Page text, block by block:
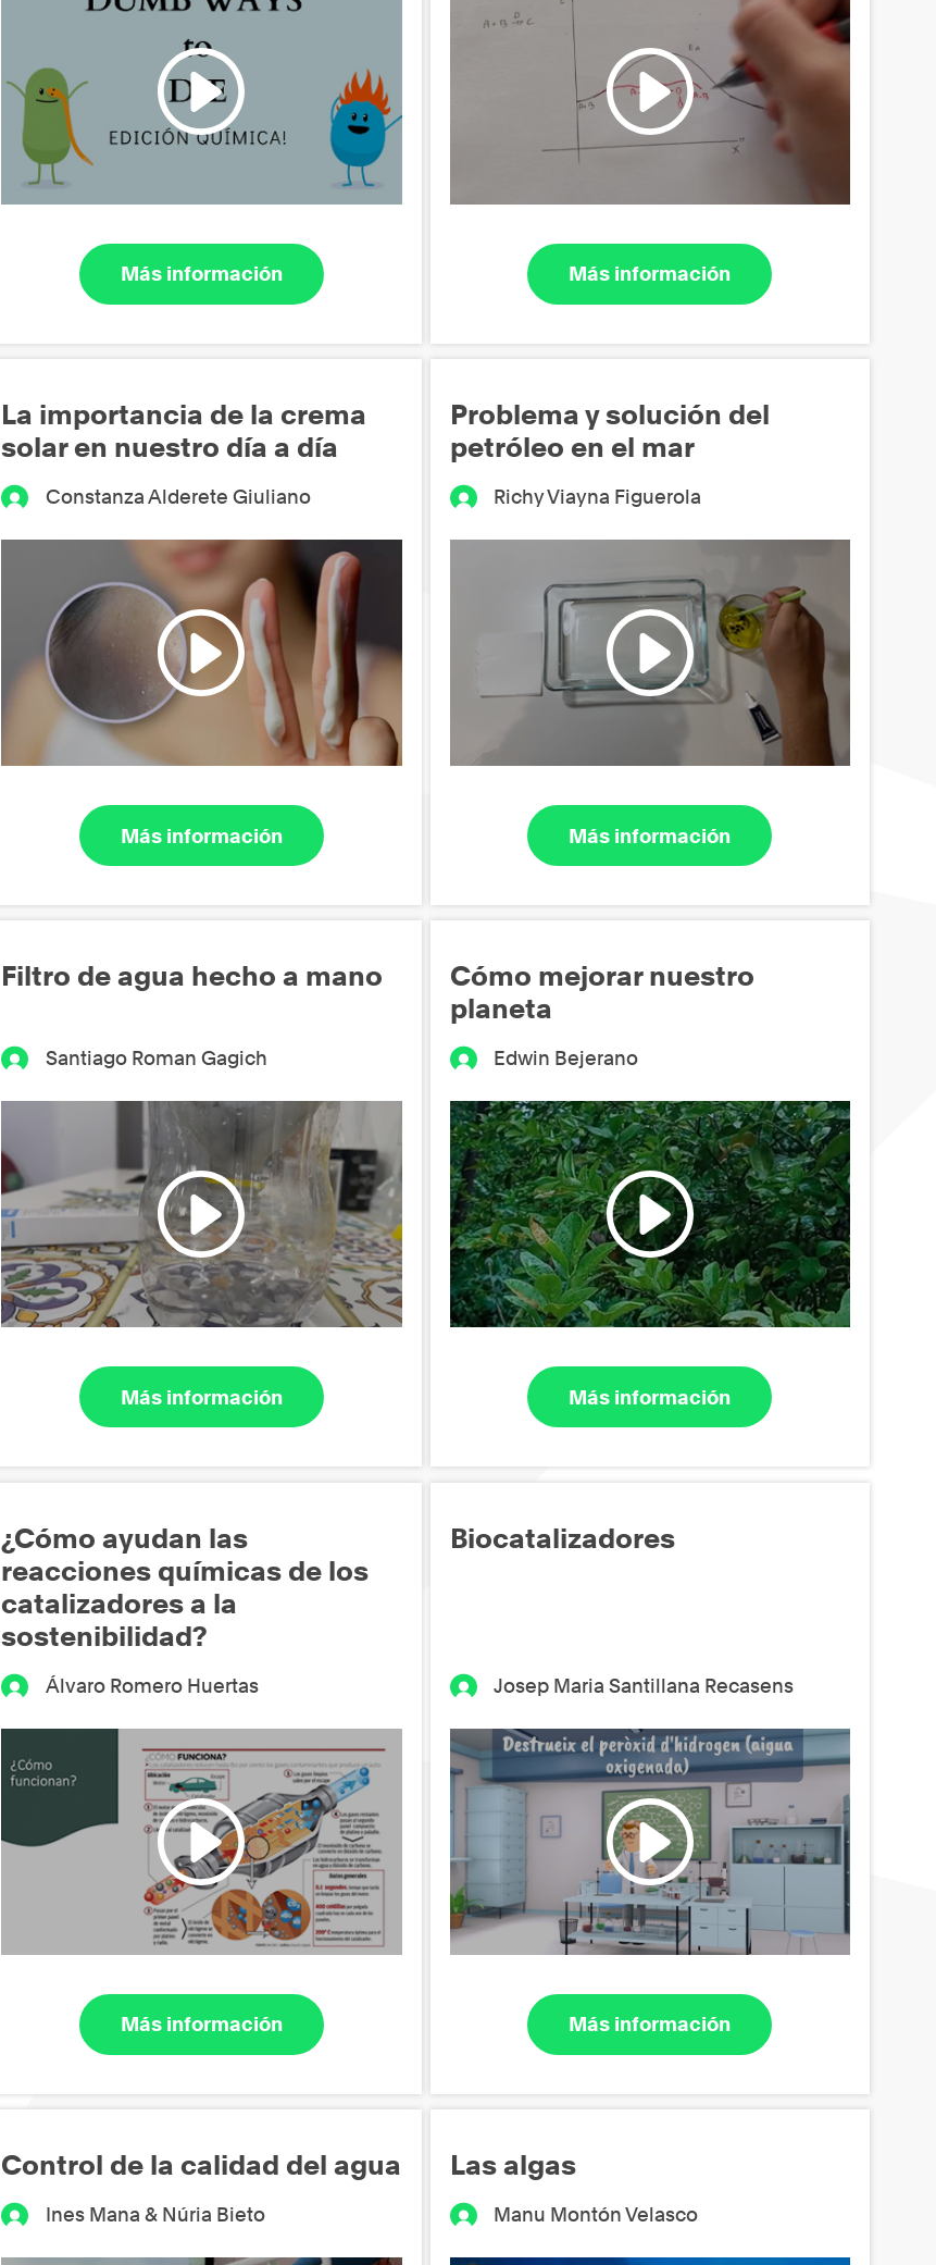
Más información Más información
La importancia de la crema
solar en nuestro día a día
Constanza Alderete Giuliano
Más información
Problema y solución del
petróleo en el mar
Richy Viayna Figuerola
Más información
Filtro de agua hecho a mano
Santiago Roman Gagich
Más información
Cómo mejorar nuestro
planeta
Edwin Bejerano
Más información
¿Cómo ayudan las
reacciones químicas de los
catalizadores a la
sostenibilidad?
Álvaro Romero Huertas
Más información
Biocatalizadores
Josep Maria Santillana Recasens
Más información
Control de la calidad del agua
Ines Mana & Núria Bieto
Las algas
Manu Montón Velasco